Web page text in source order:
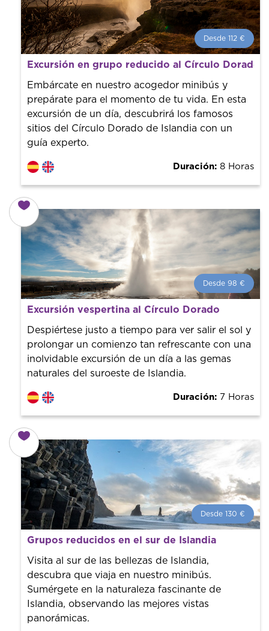
Desde 112 €
Desde 112 € por persona.
¡Reserva con nosotros! Colaboramos con los mejores
guías de la ciudad para tener el mejor precio y servicio.
Excursión en grupo reducido al Círculo Dorado
Embárcate en nuestro acogedor minibús y
prepárate para el momento de tu vida. En esta
excursión de un día, descubrirá los famosos
sitios del Círculo Dorado de Islandia con un
guía experto.
Duración: 8 Horas
Desde 98 €
Desde 98 € por persona.
¡Reserva con nosotros! Colaboramos con los mejores
guías de la ciudad para tener el mejor precio y servicio.
Excursión vespertina al Círculo Dorado
Despiértese justo a tiempo para ver salir el sol y
prolongar un comienzo tan refrescante con una
inolvidable excursión de un día a las gemas
naturales del suroeste de Islandia.
Duración: 7 Horas
Desde 130 €
Desde 130 € por persona.
¡Reserva con nosotros! Colaboramos con los mejores
guías de la ciudad para tener el mejor precio y servicio.
Grupos reducidos en el sur de Islandia
Visita al sur de las bellezas de Islandia,
descubra que viaja en nuestro minibús.
Sumérgete en la naturaleza fascinante de
Islandia, observando las mejores vistas
panorámicas.